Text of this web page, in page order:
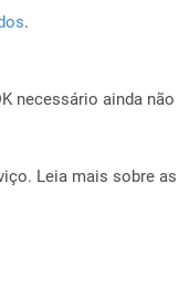
.
necessário ainda
Leia mais sobre